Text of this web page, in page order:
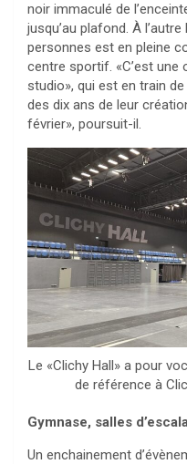
noir immaculé de
jusqu’au plafond. À
personnes est en pleine
centre sportif. «C’est une
studio», qui est en train
des dix ans de leur
février», poursuit-il.
Le «Clichy Hall» a pour
de référence à
Gymnase, salles
Un enchainement